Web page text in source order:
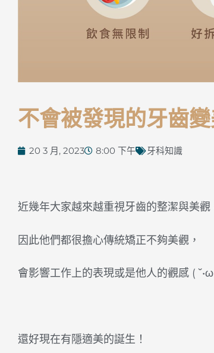
不會被發現的牙齒
20 3 月, 2023 8:00 下午 牙科知識
近幾年大家越來越重視牙齒的整潔與美
因此他們都很擔心傳統矯正不夠美觀，
會影響工作上的表現或是他人的觀感 (
還好現在有隱適美的誕生！